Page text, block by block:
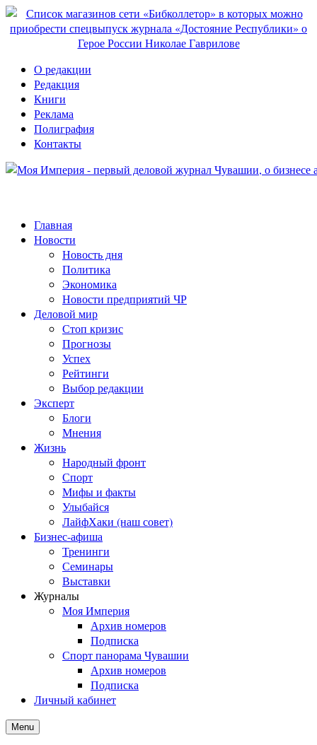
О редакции
Редакция
Книги
Реклама
Полиграфия
Контакты
Главная
Новости
Новость дня
Политика
Экономика
Новости предприятий ЧР
Деловой мир
Стоп кризис
Прогнозы
Успех
Рейтинги
Выбор редакции
Эксперт
Блоги
Мнения
Жизнь
Народный фронт
Спорт
Мифы и факты
Улыбайся
ЛайфХаки (наш совет)
Бизнес-афиша
Тренинги
Семинары
Выставки
Журналы
Моя Империя
Архив номеров
Подписка
Спорт панорама Чувашии
Архив номеров
Подписка
Личный кабинет
Menu